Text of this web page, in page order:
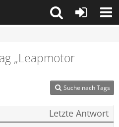
„Leapmotor
Suche nach Tags
Letzte Antwort